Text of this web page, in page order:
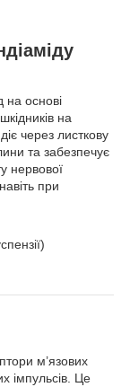
на основі
на
через листкову
та забезпечує
нервової
при
м’язових
імпульсів. Це